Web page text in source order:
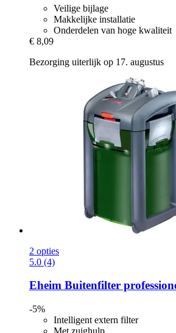
Veilige bijlage
Makkelijke installatie
Onderdelen van hoge kwaliteit
€ 8,09
Bezorging uiterlijk op 17. augustus
2 opties
5.0 (4)
Eheim Buitenfilter
-5%
Intelligent extern filter
Met zuighulp